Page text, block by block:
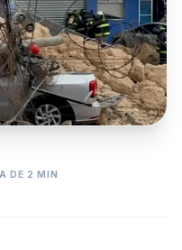
DE 2 MIN